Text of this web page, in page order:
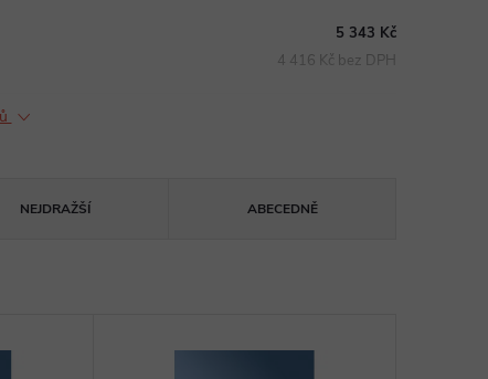
5 343 Kč
4 416 Kč bez DPH
NEJDRAŽŠÍ ABECEDNĚ